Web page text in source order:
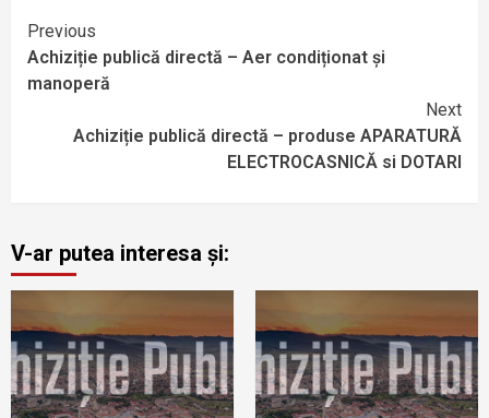
Previous
Achiziție publică directă – Aer condiționat și
manoperă
Next
Achiziție publică directă – produse APARATURĂ
ELECTROCASNICĂ si DOTARI
V-ar putea interesa și: